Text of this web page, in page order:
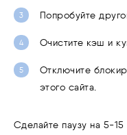
Попробуйте
Очистите кэш и
Отключите
этого сайта.
Сделайте паузу на 5-